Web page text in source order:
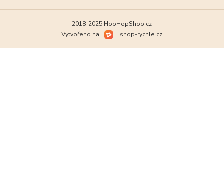
2018-2025 HopHopShop.cz
Vytvořeno na
Eshop-rychle.cz